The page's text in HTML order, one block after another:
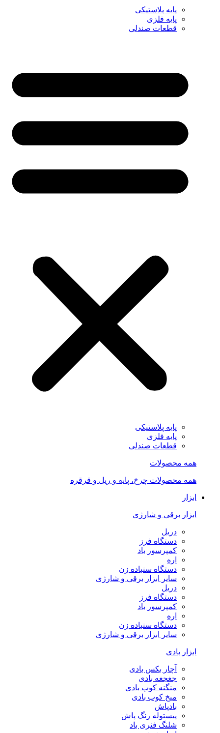
پایه پلاستیکی
پایه فلزی
قطعات صندلی
پایه پلاستیکی
پایه فلزی
قطعات صندلی
همه محصولات
همه محصولات چرخ، پایه و ریل و قرقره
ابزار
ابزار برقی و شارژی
دریل
دستگاه فرز
کمپرسور باد
اره
دستگاه سنباده زن
سایر ابزار برقی و شارژی
دریل
دستگاه فرز
کمپرسور باد
اره
دستگاه سنباده زن
سایر ابزار برقی و شارژی
ابزار بادی
آچار بکس بادی
جغجغه بادی
منگنه کوب بادی
میخ کوب بادی
بادپاش
پیستوله رنگ پاش
شلنگ فنری باد